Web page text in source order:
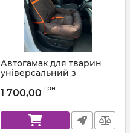
Автогамак для тварин
універсальний з
303 + Помаранчева
1 700,00 грн